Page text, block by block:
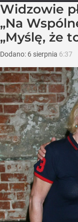
Widzowie
„Na
„Myślę, że
Dodano: 6 sierpnia 6:37